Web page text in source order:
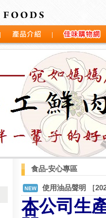
產品介紹 佳味購物網
食品-安心專區
使用油品聲明 ［
本公司生